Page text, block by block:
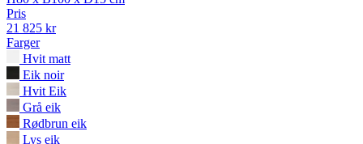
Pris
21 825 kr
Farger
Hvit matt
Eik noir
Hvit Eik
Grå eik
Rødbrun eik
Lys eik